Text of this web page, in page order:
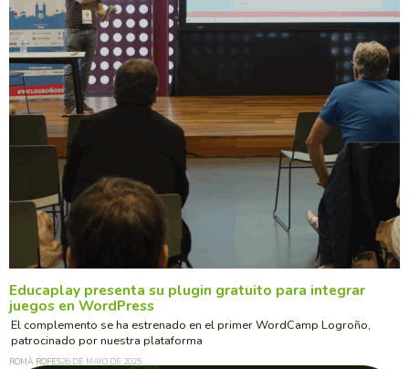
Educaplay presenta su plugin gratuito para integrar
juegos en WordPress
El complemento se ha estrenado en el primer WordCamp Logroño,
patrocinado por nuestra plataforma
ROMÀ ROFES26 DE MAYO DE 2025